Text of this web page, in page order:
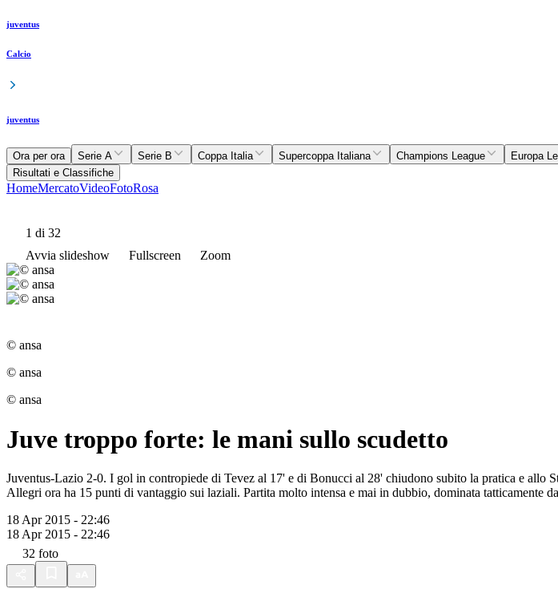
juventus
Calcio
juventus
Ora per ora Serie A Serie B Coppa Italia Supercoppa Italiana Champions League Europa
Risultati e Classifiche
HomeMercatoVideoFotoRosa
1 di 32
Avvia slideshow
Fullscreen Zoom
© ansa
© ansa
© ansa
Juve troppo forte: le mani sullo scudetto
Juventus-Lazio 2-0. I gol in contropiede di Tevez al 17' e di Bonucci al 28' chiudono subito la pratica e allo
Allegri ora ha 15 punti di vantaggio sui laziali. Partita molto intensa e mai in dubbio, dominata tatticamente
18 Apr 2015 - 22:46
18 Apr 2015 - 22:46
32 foto